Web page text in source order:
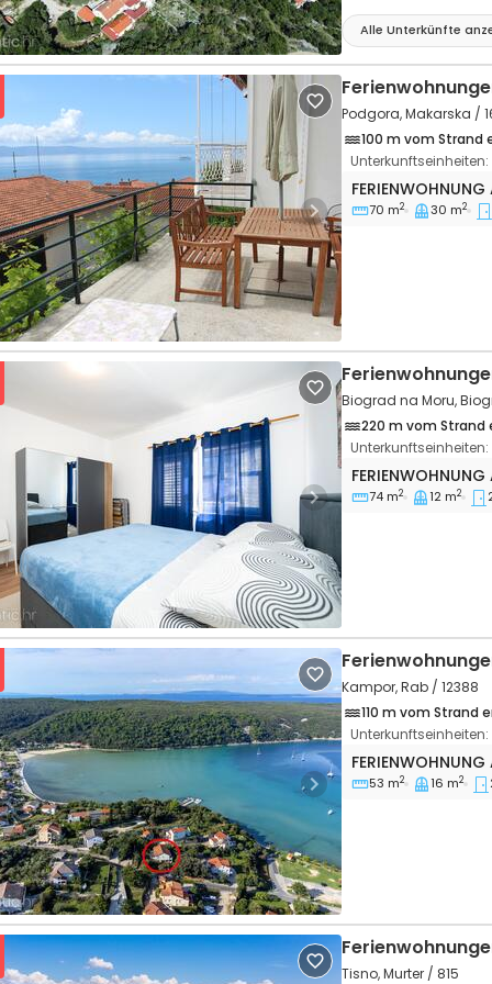
Alle Unterkünfte
Next
Podgora, Makarska /
100 m vom Strand
Unterkunftseinheiten:
3-Zimmer-
FERIENWOHNUNG
70 m2 30 m2
Next
Biograd na Moru,
220 m vom
Unterkunftseinheiten:
2-Zimmer-
FERIENWOHNUNG
74 m2 12 m2
Next
Kampor, Rab / 12388
110 m vom Strand
Unterkunftseinheiten:
2-Zimmer-
FERIENWOHNUNG
53 m2 16 m2
Tisno, Murter / 815